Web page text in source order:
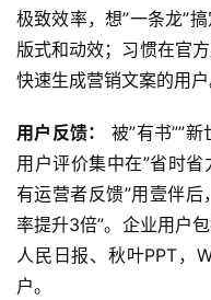
极致效率，想”一条龙”
版式和动效；习惯在官
快速生成营销文案的用户
用户反馈：
被”有书””新
用户评价集中在”省时省
有运营者反馈”用壹伴
率提升3倍”。企业用户
人民日报、秋叶PPT，
户。